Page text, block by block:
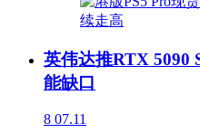
英伟达推RTX 5090
能缺口
8 07.11